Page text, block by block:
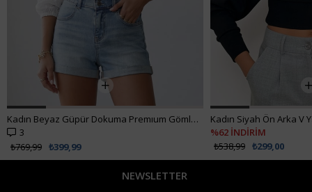
Kadın Beyaz Güpür Dokuma Premıum Gömlek ALC-X4366
3
₺399,99
₺769,99
%62 İNDİRİM
₺299,00
₺538,99
NEWSLETTER